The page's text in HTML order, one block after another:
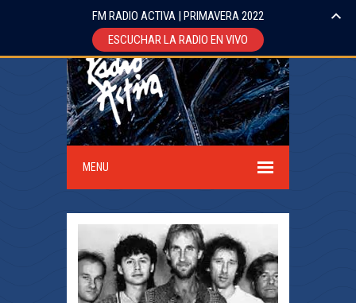
MENU
FM RADIO ACTIVA | PRIMAVERA 2022
ESCUCHAR LA RADIO EN VIVO